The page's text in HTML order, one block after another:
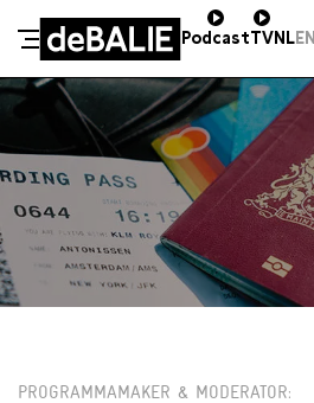
Meteen naar de content
De Balie
PodcastTVNLEN
PROGRAMMAMAKER & MODERATOR